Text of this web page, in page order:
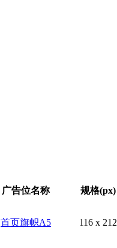
广告位名称 规格(px)
首页旗帜A5 116 x 212